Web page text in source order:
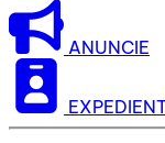
ANUNCIE